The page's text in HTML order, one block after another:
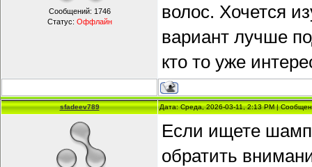
Сообщений: 1746
Статус: Оффлайн
волос. Хочется
вариант лучше
кто то уже
sfadeev789 Дата: Среда, 2026-03-11, 2:13 PM |
Если ищете
обратить